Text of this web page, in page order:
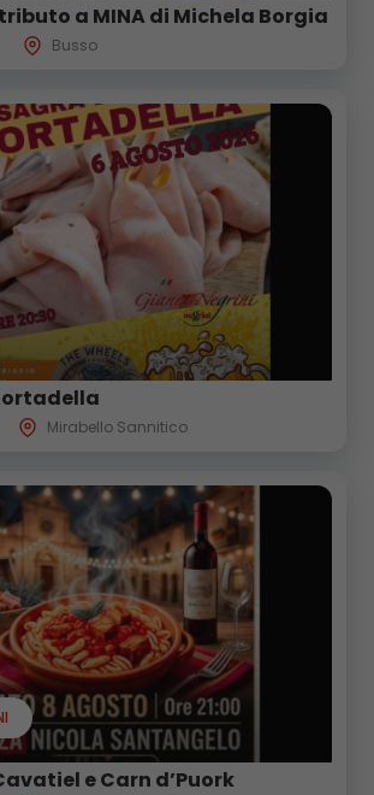
tributo a MINA di Michela Borgia
Busso
Mirabello Sannitico
e Carn d’Puork